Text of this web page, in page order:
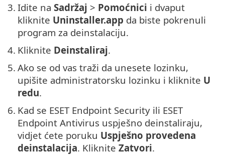
3. Idite na Sadržaj > Pomoćnici i dvaput
kliknite Uninstaller.app da biste pokrenuli
program za deinstalaciju.
4. Kliknite Deinstaliraj.
5. Ako se od vas traži da unesete lozinku,
upišite administratorsku lozinku i kliknite U
redu.
6. Kad se ESET Endpoint Security ili ESET
Endpoint Antivirus uspješno deinstaliraju,
vidjet ćete poruku Uspješno provedena
deinstalacija. Kliknite Zatvori.